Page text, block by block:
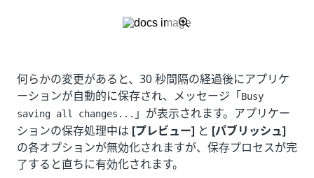
何らかの変更があると、30 秒間隔の経過後にアプリケ
ーションが自動的に保存され、メッセージ「Busy
saving all changes... 」が表示されます。アプリケー
ションの保存処理中は [プレビュー] と [パブリッシュ]
の各オプションが無効化されますが、保存プロセスが完
了すると直ちに有効化されます。